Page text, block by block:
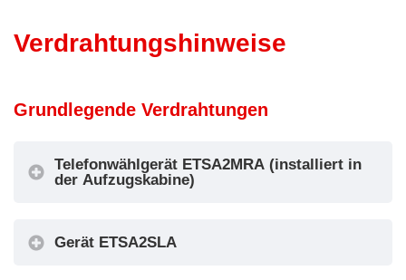
Verdrahtungshinweise
Grundlegende Verdrahtungen
Telefonwählgerät ETSA2MRA (installiert in
der Aufzugskabine)
Gerät ETSA2SLA